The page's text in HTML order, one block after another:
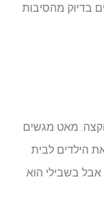
בדיוק מהסיבות
מאט מגשים
הילדים לבית
אבל בשבילי הוא